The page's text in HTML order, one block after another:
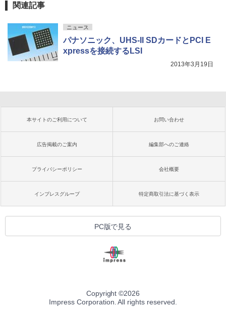
関連記事
ニュース
パナソニック、UHS-II SDカードとPCI E
xpressを接続するLSI
2013年3月19日
本サイトのご利用について お問い合わせ
広告掲載のご案内 編集部へのご連絡
プライバシーポリシー 会社概要
インプレスグループ 特定商取引法に基づく表示
PC版で見る
Copyright ©2026
Impress Corporation. All rights reserved.